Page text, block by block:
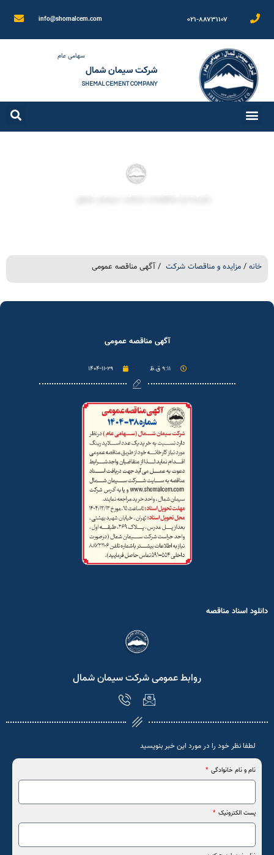
۰۲۱-۸۸۷۳۱۱۰۷ info@shomalcem.com
سهامی عام
شرکت سیمان شمال
SHEMAL CEMENT COMPANY
خانه/مزایده و مناقصات شرکت/ آگهی مناقصه عمومی
آگهی مناقصه عمومی
۹:۱۱ ق.ظ ۱۴۰۴-۱۱-۲۹
دانلود اسناد مناقصه
روابط عمومی شرکت سیمان شمال
لطفا نظر خود را در مورد این خبر بنویسید
نام و نام خانوادگی
پست الکترونیک